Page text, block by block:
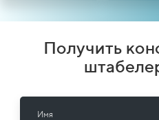
Получить
Имя